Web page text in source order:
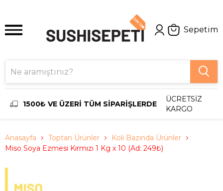
Sepetim
1500₺ VE ÜZERİ TÜM SİPARİŞLERDE
ÜCRETSİZ
KARGO
Anasayfa Toptan Ürünler
Koli Bazında Ürünler
Miso Soya Ezmesi Kırmızı 1 Kg x 10 (Ad: 249₺)